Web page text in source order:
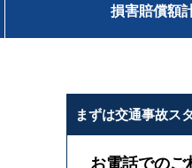
損害賠償額
まずは交通事故ス
お電話でのご